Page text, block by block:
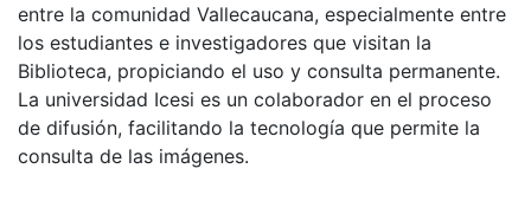
entre la comunidad Vallecaucana, especialmente entre
los estudiantes e investigadores que visitan la
Biblioteca, propiciando el uso y consulta permanente.
La universidad Icesi es un colaborador en el proceso
de difusión, facilitando la tecnología que permite la
consulta de las imágenes.